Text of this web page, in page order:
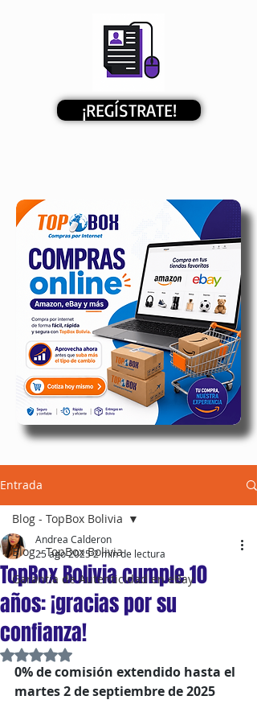
¡REGÍSTRATE!
Entrada
Blog - TopBox Bolivia
Garantía de Autenticidad en eBay
Blog - TopBox Bolivia
TopBox Bolivia cumple 10
años: ¡gracias por su
confianza!
Andrea Calderon
25 ago 20252 min de lectura
Obtuvo NaN de 5 estrellas.
0% de comisión extendido hasta el
martes 2 de septiembre de 2025